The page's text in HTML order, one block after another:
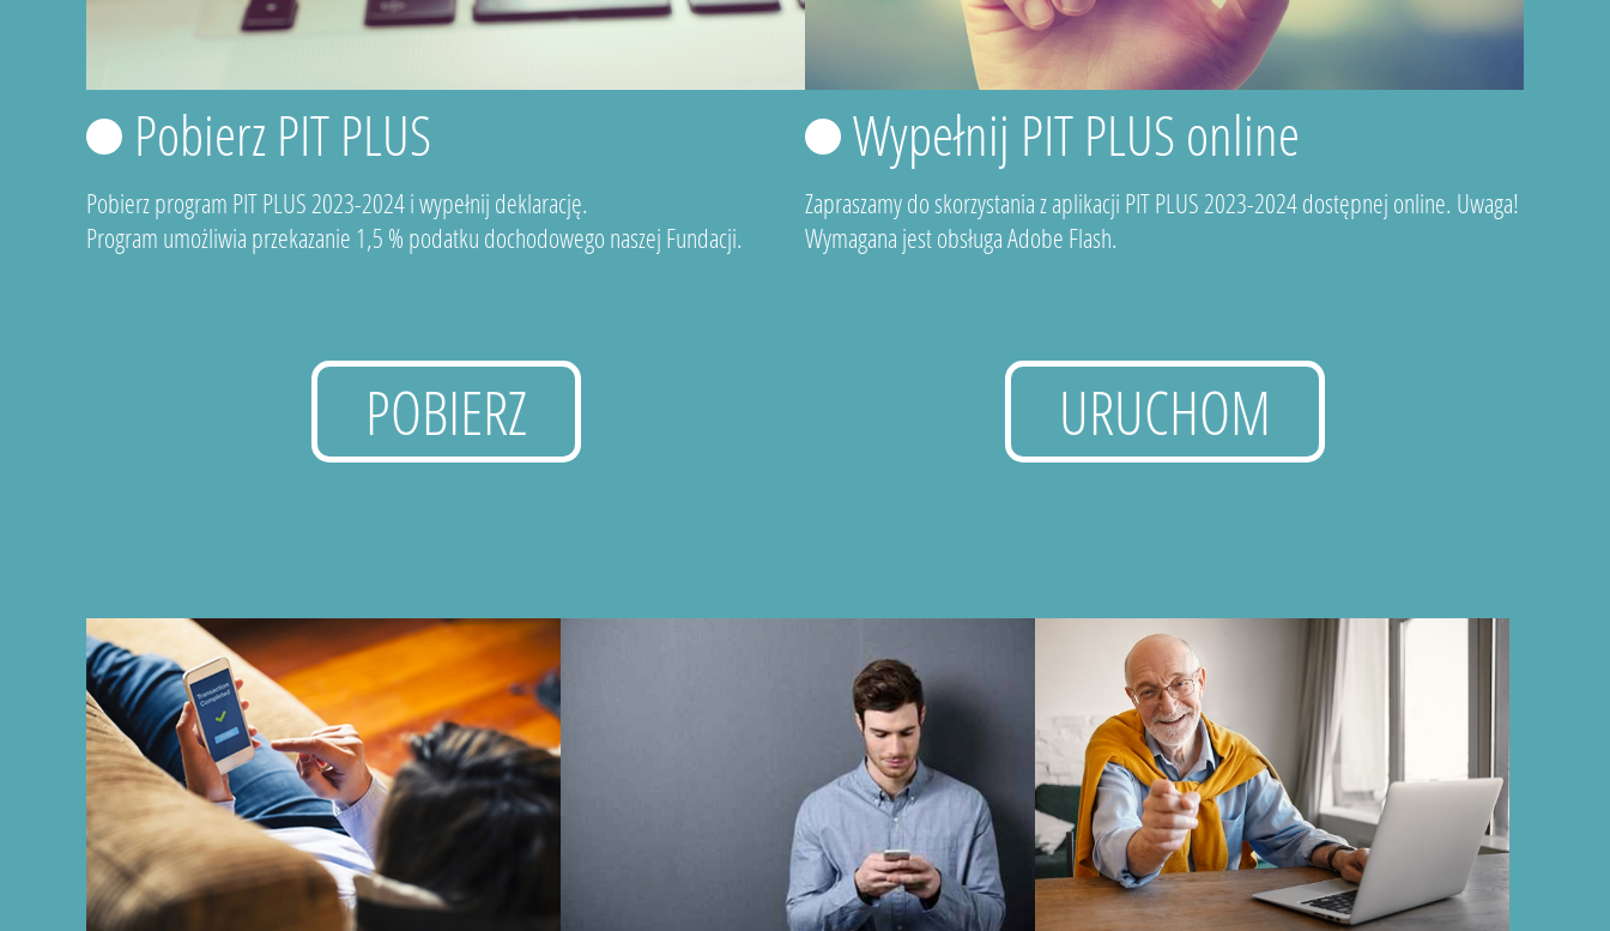
Pobierz PIT PLUS
Pobierz program PIT PLUS 2023-2024 i wypełnij deklarację.
Program umożliwia przekazanie 1,5 % podatku dochodowego naszej Fundacji.
POBIERZ
Wypełnij PIT PLUS online
Zapraszamy do skorzystania z aplikacji PIT PLUS 2023-2024 dostępnej online. Uwaga!
Wymagana jest obsługa Adobe Flash.
URUCHOM